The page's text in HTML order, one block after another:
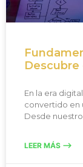
Descubre
En la era
convertido en
Desde
LEER MÁS -->